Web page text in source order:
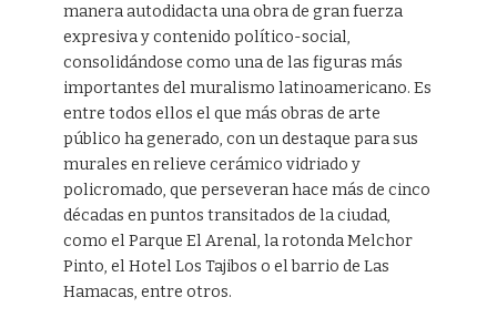
manera autodidacta una obra de gran fuerza
expresiva y contenido político-social,
consolidándose como una de las figuras más
importantes del muralismo latinoamericano. Es
entre todos ellos el que más obras de arte
público ha generado, con un destaque para sus
murales en relieve cerámico vidriado y
policromado, que perseveran hace más de cinco
décadas en puntos transitados de la ciudad,
como el Parque El Arenal, la rotonda Melchor
Pinto, el Hotel Los Tajibos o el barrio de Las
Hamacas, entre otros.